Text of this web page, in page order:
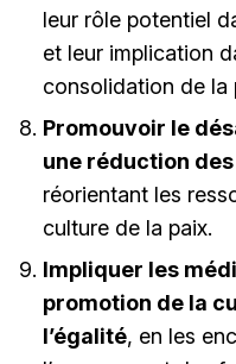
leur rôle potentiel
et leur implication
consolidation de la
Promouvoir le
une réduction
réorientant les
culture de la paix.
Impliquer les
promotion de la
l’égalité, en les